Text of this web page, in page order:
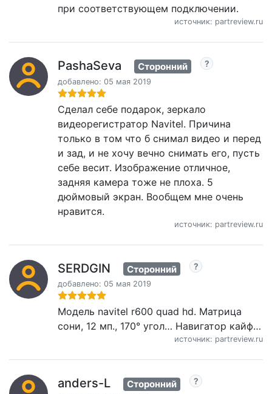
при соответствующем подключении.
источник: partreview.ru
PashaSeva Сторонний
добавлено: 05 мая 2019
Сделал себе подарок, зеркало
видеорегистратор Navitel. Причина
только в том что б снимал видео и перед
и зад, и не хочу вечно снимать его, пусть
себе весит. Изображение отличное,
задняя камера тоже не плоха. 5
дюймовый экран. Вообщем мне очень
нравится.
источник: partreview.ru
SERDGIN Сторонний
добавлено: 05 мая 2019
Модель navitel r600 quad hd. Матрица
сони, 12 мп., 170° угол… Навигатор кайф…
источник: partreview.ru
anders-L Сторонний